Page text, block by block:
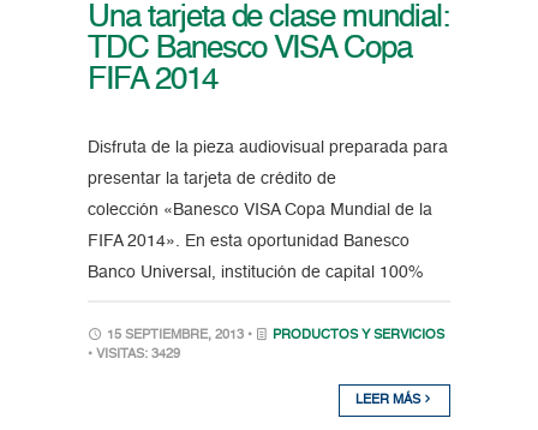
Una tarjeta de clase mundial:
TDC Banesco VISA Copa
FIFA 2014
Disfruta de la pieza audiovisual preparada para
presentar la tarjeta de crédito de
colección «Banesco VISA Copa Mundial de la
FIFA 2014». En esta oportunidad Banesco
Banco Universal, institución de capital 100%
15 SEPTIEMBRE, 2013 •
PRODUCTOS Y SERVICIOS
• VISITAS: 3429
LEER MÁS